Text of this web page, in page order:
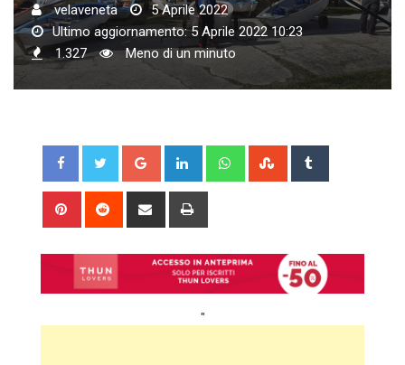
velaveneta
5 Aprile 2022
Ultimo aggiornamento: 5 Aprile 2022 10:23
1.327
Meno di un minuto
Google+ LinkedIn WhatsappStumbleUpon
Pinterest Reddit
Share
"